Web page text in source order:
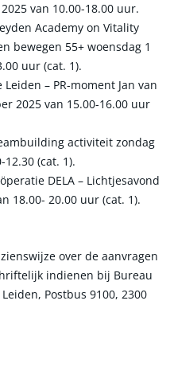
van 10.00-18.00 uur.
Academy on Vitality
bewegen 55+ woensdag 1
uur (cat. 1).
– PR-moment Jan van
2025 van 15.00-16.00 uur
activiteit zondag
(cat. 1).
DELA – Lichtjesavond
18.00- 20.00 uur (cat. 1).
over de aanvragen
indienen bij Bureau
Postbus 9100, 2300